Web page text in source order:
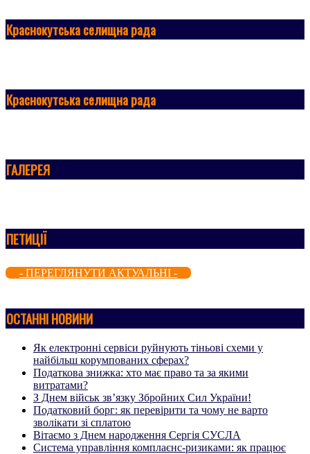
Краснокутська селищна рада
Краснокутська селищна рада
ГАЛЕРЕЯ
ПЕТИЦІЇ
- ПЕРЕГЛЯНУТИ АКТУАЛЬНІ -
ОСТАННІ НОВИНИ
Як електронні сервіси руйнують тіньові схеми у
найбільш корумпованих сферах?
Податкова знижка: хто має право та за якими
витратами?
З Днем військ зв’язку Збройних Сил України!
Податковий борг: як перевірити та чому не варто
зволікати зі сплатою
Вітаємо з Днем народження Сергія СУСЛА
Система управління комплаєнс-ризиками: як працює